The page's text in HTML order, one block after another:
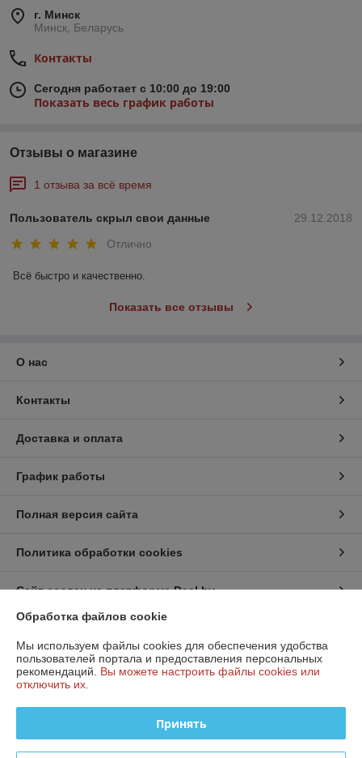
г. Минск
Минск, Беларусь
Контакты
Сегодня работает с 10:00 до 19:00
Показать весь график работы
Отзывы о магазине
1 отзыва за всё время
29.12.2018
Пользователь скрыл свои данные
Отлично
Всё быстро и качественно.
Показать все отзывы
О нас
Контакты
Доставка и оплата
График работы
Полная версия сайта
Политика обработки cookies
Сайт создан на платформе Deal.by
Информация для покупателя
Юридическое лицо: ООО «МостТехСервис»
Республика Беларусь, 220017 , г. Минск
Обработка файлов cookie
Мы используем файлы cookies для обеспечения удобства
пользователей портала и предоставления персональных
рекомендаций. Вы можете настроить файлы cookies или
отключить их.
Принять